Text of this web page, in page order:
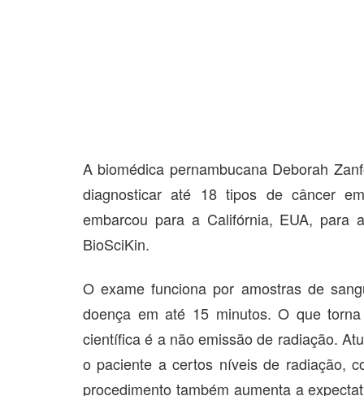
A biomédica pernambucana Deborah
diagnosticar até 18 tipos de câncer
embarcou para a Califórnia, EUA, para
BioSciKin.
O exame funciona por amostras de
doença em até 15 minutos. O que
científica é a não emissão de radiação.
o paciente a certos níveis de radiação,
procedimento também aumenta a